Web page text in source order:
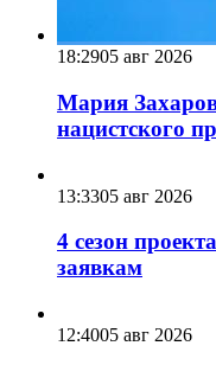
18:2905 авг 2026
Мария
нацистского
13:3305 авг 2026
4 сезон
заявкам
12:4005 авг 2026